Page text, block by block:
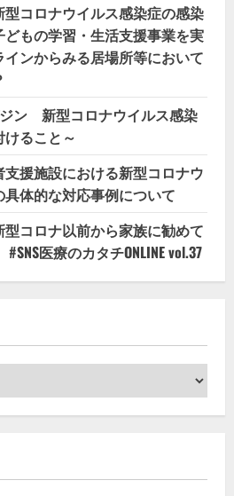
型コロナウイルス感染症の感染
もの学習・生活支援事業を実
ンからみる居場所等において
ジン 新型コロナウイルス感染
ること～
支援施設における新型コロナウ
体的な対応事例について
型コロナ以前から家族に勧めて
医療のカタチONLINE vol.37